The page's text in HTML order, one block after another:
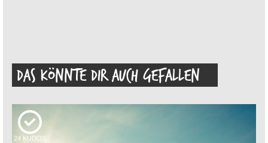
DAS KÖNNTE DIR AUCH GEFALLEN
24 KUDOS